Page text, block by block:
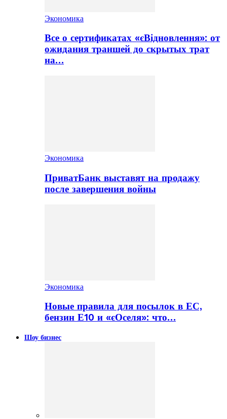
Экономика
Все о сертификатах «єВідновлення»: от
ожидания траншей до скрытых трат
на…
Экономика
ПриватБанк выставят на продажу
после завершения войны
Экономика
Новые правила для посылок в ЕС,
бензин Е10 и «єОселя»: что…
Шоу бизнес